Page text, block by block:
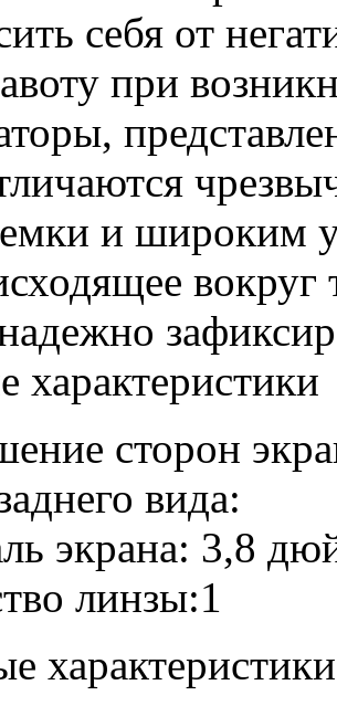
себя от
при
и широким
вокруг
характеристики
сторон
вида:
экрана: 3,8
линзы:1
характеристики